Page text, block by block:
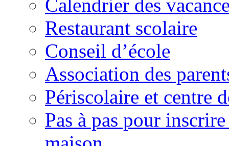
Calendrier des
Restaurant scolaire
Conseil d’école
Association des
Périscolaire et centre
Pas à pas pour